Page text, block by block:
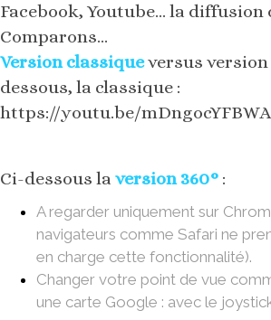
Facebook, Youtube… la diffusion
Comparons…
Version classiqueversus version
dessous, la classique :
https://youtu.be/mDngocYFBWA
Ci-dessous la version 360° :
A regarder uniquement sur
navigateurs comme Safari ne
en charge cette fonctionnalité).
Changer votre point de vue
une carte Google : avec le